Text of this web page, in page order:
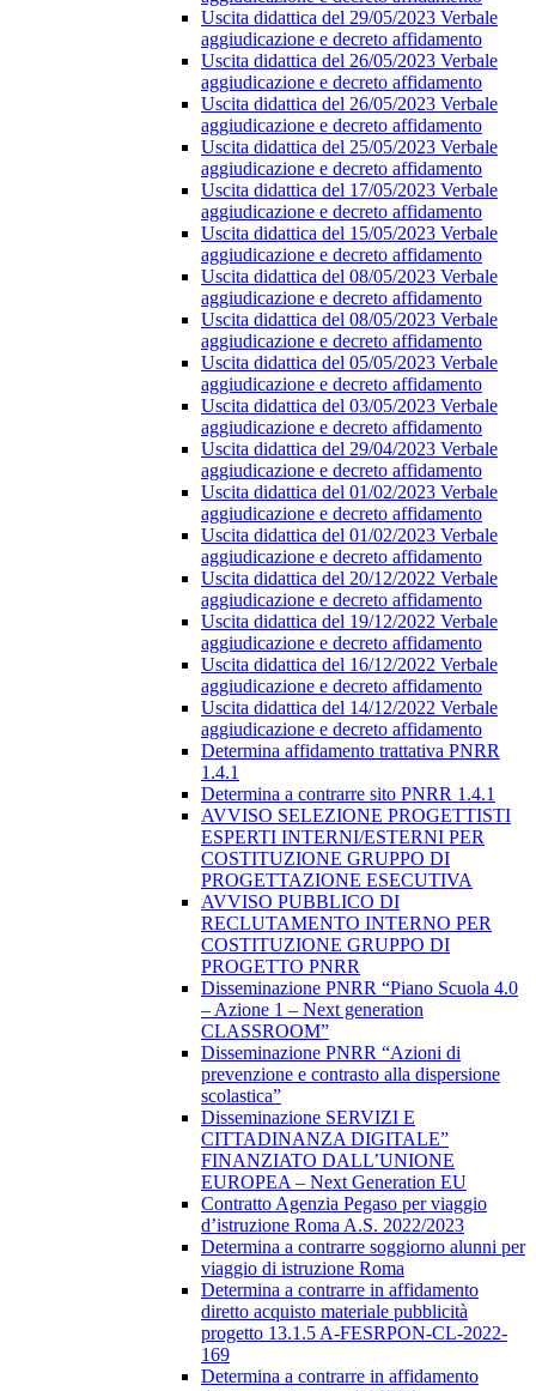
Uscita didattica del 29/05/2023 Verbale
aggiudicazione e decreto affidamento
Uscita didattica del 26/05/2023 Verbale
aggiudicazione e decreto affidamento
Uscita didattica del 26/05/2023 Verbale
aggiudicazione e decreto affidamento
Uscita didattica del 25/05/2023 Verbale
aggiudicazione e decreto affidamento
Uscita didattica del 17/05/2023 Verbale
aggiudicazione e decreto affidamento
Uscita didattica del 15/05/2023 Verbale
aggiudicazione e decreto affidamento
Uscita didattica del 08/05/2023 Verbale
aggiudicazione e decreto affidamento
Uscita didattica del 08/05/2023 Verbale
aggiudicazione e decreto affidamento
Uscita didattica del 05/05/2023 Verbale
aggiudicazione e decreto affidamento
Uscita didattica del 03/05/2023 Verbale
aggiudicazione e decreto affidamento
Uscita didattica del 29/04/2023 Verbale
aggiudicazione e decreto affidamento
Uscita didattica del 01/02/2023 Verbale
aggiudicazione e decreto affidamento
Uscita didattica del 01/02/2023 Verbale
aggiudicazione e decreto affidamento
Uscita didattica del 20/12/2022 Verbale
aggiudicazione e decreto affidamento
Uscita didattica del 19/12/2022 Verbale
aggiudicazione e decreto affidamento
Uscita didattica del 16/12/2022 Verbale
aggiudicazione e decreto affidamento
Uscita didattica del 14/12/2022 Verbale
aggiudicazione e decreto affidamento
Determina affidamento trattativa PNRR
1.4.1
Determina a contrarre sito PNRR 1.4.1
AVVISO SELEZIONE PROGETTISTI
ESPERTI INTERNI/ESTERNI PER
COSTITUZIONE GRUPPO DI
PROGETTAZIONE ESECUTIVA
AVVISO PUBBLICO DI
RECLUTAMENTO INTERNO PER
COSTITUZIONE GRUPPO DI
PROGETTO PNRR
Disseminazione PNRR “Piano Scuola 4.0
– Azione 1 – Next generation
CLASSROOM”
Disseminazione PNRR “Azioni di
prevenzione e contrasto alla dispersione
scolastica”
Disseminazione SERVIZI E
CITTADINANZA DIGITALE”
FINANZIATO DALL’UNIONE
EUROPEA – Next Generation EU
Contratto Agenzia Pegaso per viaggio
d’istruzione Roma A.S. 2022/2023
Determina a contrarre soggiorno alunni per
viaggio di istruzione Roma
Determina a contrarre in affidamento
diretto acquisto materiale pubblicità
progetto 13.1.5 A-FESRPON-CL-2022-
169
Determina a contrarre in affidamento